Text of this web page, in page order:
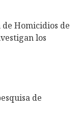
Homicidios de
los
de